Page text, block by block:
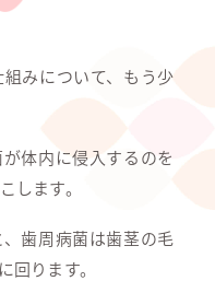
みについて、もう少
体内に侵入するのを
します。
歯周病菌は歯茎の毛
回ります。